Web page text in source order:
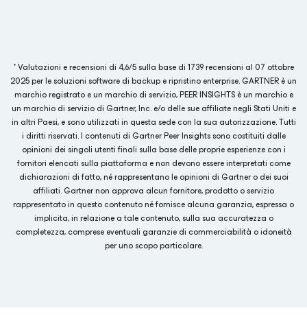
* Valutazioni e recensioni di 4,6/5 sulla base di 1739 recensioni al 07 ottobre
2025 per le soluzioni software di backup e ripristino enterprise. GARTNER è un
marchio registrato e un marchio di servizio, PEER INSIGHTS è un marchio e
un marchio di servizio di Gartner, Inc. e/o delle sue affiliate negli Stati Uniti e
in altri Paesi, e sono utilizzati in questa sede con la sua autorizzazione. Tutti
i diritti riservati. I contenuti di Gartner Peer Insights sono costituiti dalle
opinioni dei singoli utenti finali sulla base delle proprie esperienze con i
fornitori elencati sulla piattaforma e non devono essere interpretati come
dichiarazioni di fatto, né rappresentano le opinioni di Gartner o dei suoi
affiliati. Gartner non approva alcun fornitore, prodotto o servizio
rappresentato in questo contenuto né fornisce alcuna garanzia, espressa o
implicita, in relazione a tale contenuto, sulla sua accuratezza o
completezza, comprese eventuali garanzie di commerciabilità o idoneità
per uno scopo particolare.